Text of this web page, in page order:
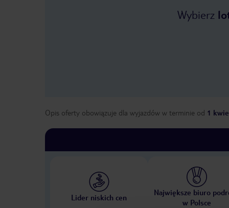
Wybierz
Opis oferty obowiązuje dla wyjazdów w terminie od 1
Lider niskich cen
Największe biuro
w Polsce